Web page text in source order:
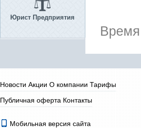
Юрист Предприятия
Новости Акции О компании Тарифы
Публичная оферта Контакты
Мобильная версия сайта